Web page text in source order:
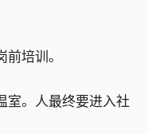
培训。
室。人最终要进入社